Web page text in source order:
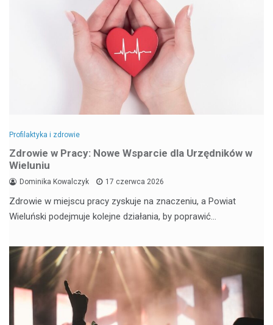
Profilaktyka i zdrowie
Zdrowie w Pracy: Nowe Wsparcie dla Urzędników w
Wieluniu
Dominika Kowalczyk 17 czerwca 2026
Zdrowie w miejscu pracy zyskuje na znaczeniu, a Powiat
Wieluński podejmuje kolejne działania, by poprawić…